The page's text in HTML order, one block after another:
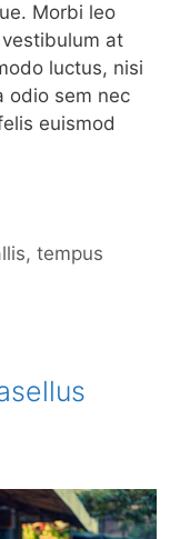
Morbi leo
at
luctus, nisi
odio sem nec
euismod
,tempus